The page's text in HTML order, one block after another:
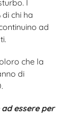
I
chi ha
ad
che la
di
essere per